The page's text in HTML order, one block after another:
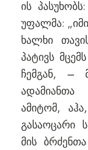
ის
უფალმა:
ხალხი
პატივს
ჩემგან, –
ამიტომ,
გასაოცარი
მის